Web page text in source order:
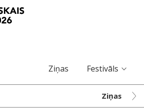
Ziņas Festivāls
Ziņas